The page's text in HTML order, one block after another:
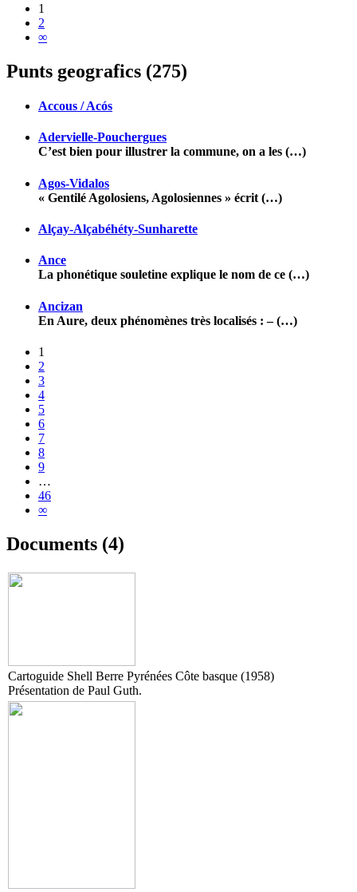
1
2
∞
Punts geografics (275)
Accous / Acós
Adervielle-Pouchergues
C’est bien pour illustrer la commune, on a les (…)
Agos-Vidalos
« Gentilé Agolosiens, Agolosiennes » écrit (…)
Alçay-Alçabéhéty-Sunharette
Ance
La phonétique souletine explique le nom de ce (…)
Ancizan
En Aure, deux phénomènes très localisés : – (…)
1
2
3
4
5
6
7
8
9
…
46
∞
Documents (4)
Cartoguide Shell Berre Pyrénées Côte basque (1958)
Présentation de Paul Guth.